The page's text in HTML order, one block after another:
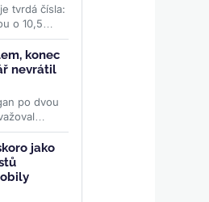
tvrdá čísla:
o 10,5
Zatímco
konec
nevrátil
po dvou
Nakonec
>>jako